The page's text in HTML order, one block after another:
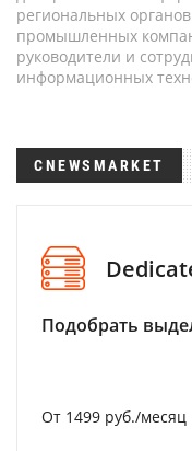
региональных
промышленных
руководители и
информационных
CNEWSMARKET
Подобрать
От 1499 руб./месяц